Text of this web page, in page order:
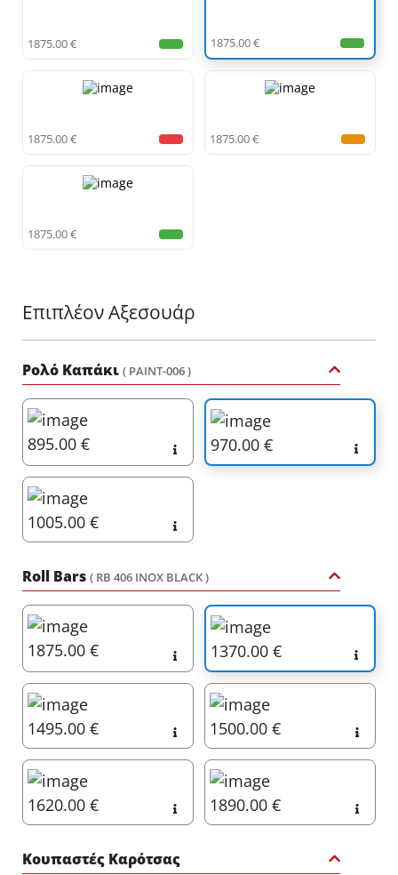
1875.00 € 1875.00 €
1875.00 € 1875.00 €
1875.00 €
Επιπλέον Αξεσουάρ
Ρολό Καπάκι ( PAINT-006 )
895.00 € 970.00 €
1005.00 €
Roll Bars ( RB 406 INOX BLACK )
1875.00 € 1370.00 €
1495.00 € 1500.00 €
1620.00 € 1890.00 €
Κουπαστές Καρότσας